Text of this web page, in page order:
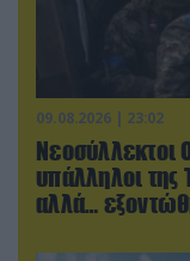
09.08.2026 | 23:02
Νεοσύλλεκτοι
υπάλληλοι της
αλλά…